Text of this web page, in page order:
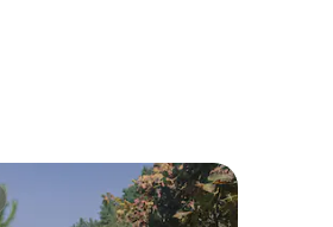
la base de 6 commentaires : 5 sur 5